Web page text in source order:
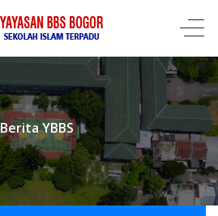
Berita YBBS